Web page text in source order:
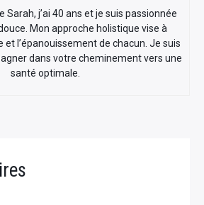
Sarah, j’ai 40 ans et je suis passionnée
Mon approche holistique vise à
l’épanouissement de chacun. Je suis
dans votre cheminement vers une
santé optimale.